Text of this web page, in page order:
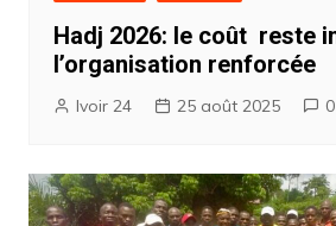
Hadj 2026: le coût reste
l’organisation renforcée
Ivoir 24 25 août 2025 0